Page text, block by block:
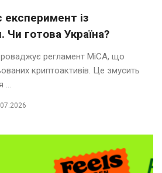
із
готова Україна?
регламент MiCA, що
криптоактивів. Це змусить
...